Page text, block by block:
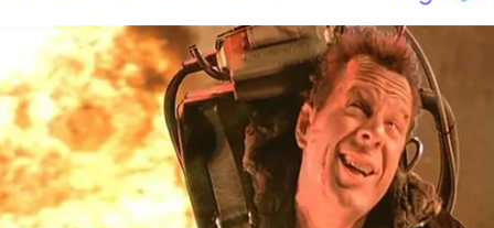
QUE EL ACTOR LE
DEJÓ